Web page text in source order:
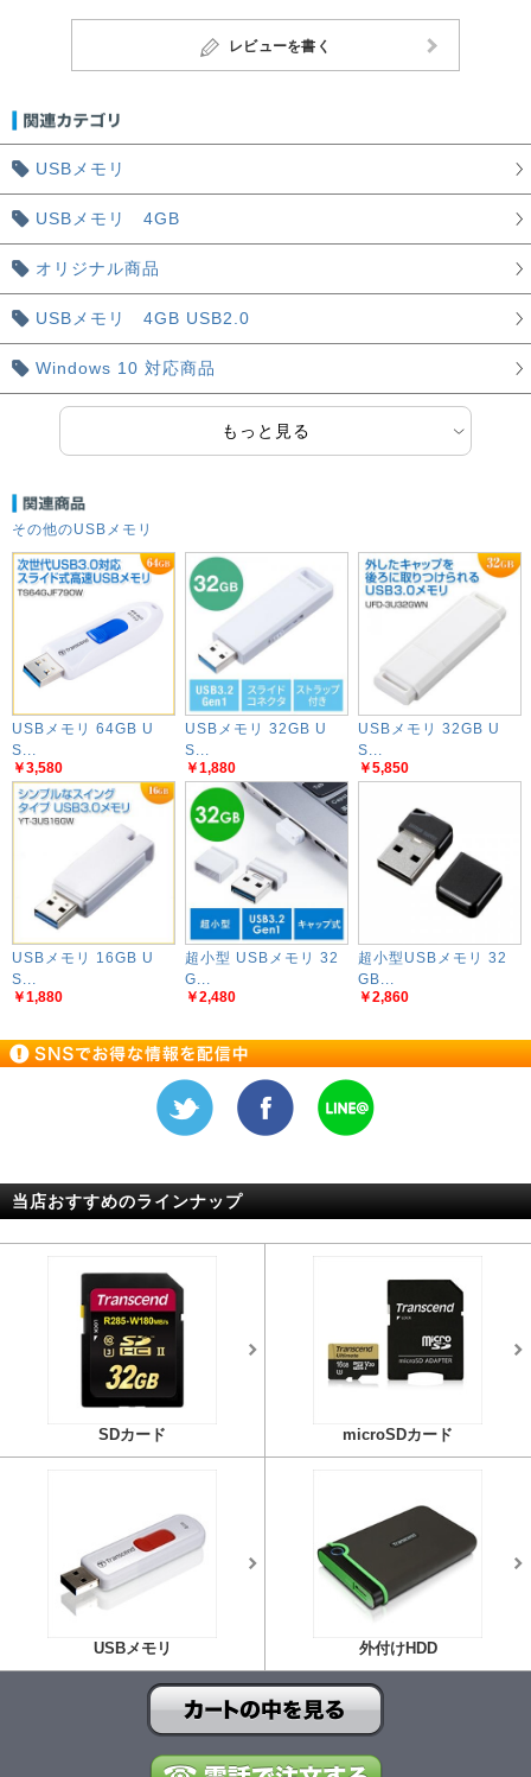
レビューを書く
USBメモリ
USBメモリ 4GB
オリジナル商品
USBメモリ 4GB USB2.0
Windows 10 対応商品
もっと見る
その他のUSBメモリ
USBメモリ 64GB U
S...
￥3,580
USBメモリ 32GB U
S...
￥1,880
USBメモリ 32GB U
S...
￥5,850
USBメモリ 16GB U
S...
￥1,880
超小型 USBメモリ 32
G...
￥2,480
超小型USBメモリ 32
GB...
￥2,860
当店おすすめのラインナップ
SDカード microSDカード
USBメモリ 外付けHDD